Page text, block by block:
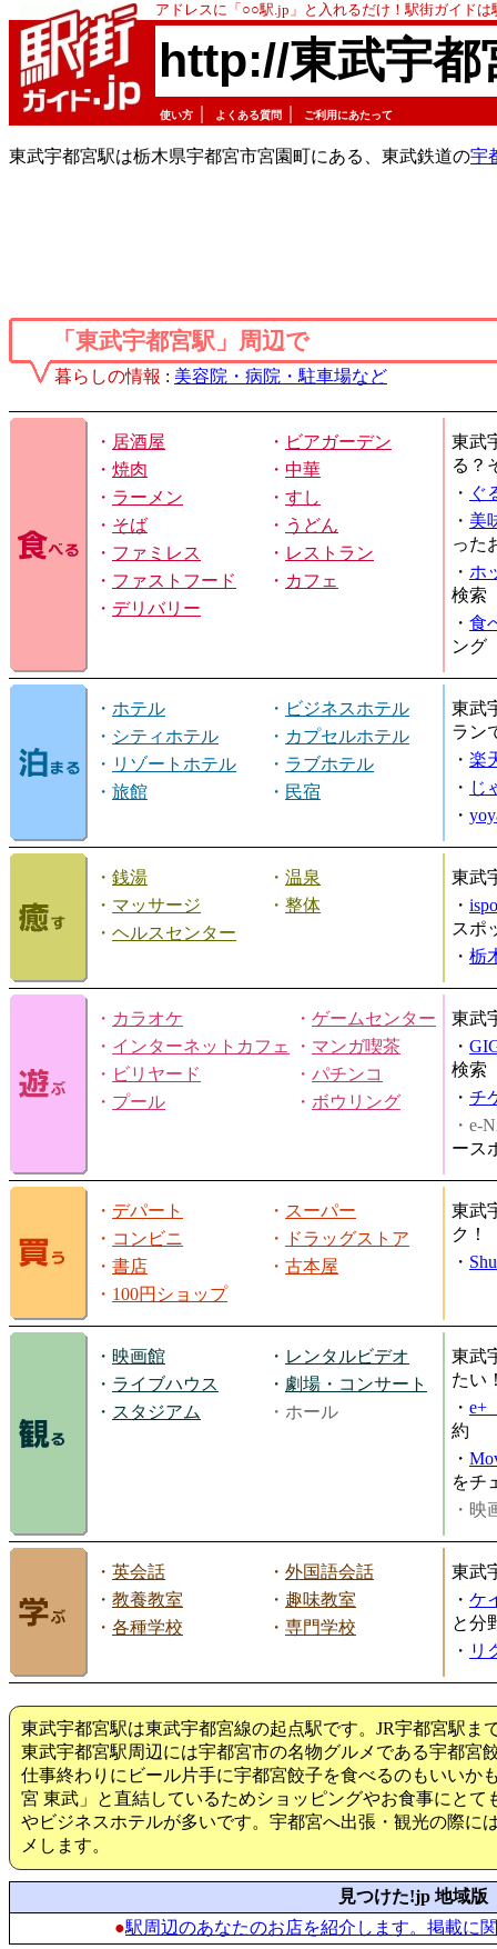
アドレスに「○○駅.jp」と入れるだけ！駅街ガイド
http://東武宇都
使い方 よくある質問 ご利用にあたって
東武宇都宮駅は栃木県宇都宮市宮園町にある、東武鉄道の宇
「東武宇都宮駅」周辺で
暮らしの情報 : 美容院・病院・駐車場など
・ 居酒屋 ・ ビアガーデン
・ 焼肉 ・ 中華
・ ラーメン ・ すし
・ そば ・ うどん
・ ファミレス ・ レストラン
・ ファストフード ・ カフェ
・ デリバリー
東武
る？
・ ぐ
・ 美
った
・ ホ
検索
・ 食
ング
・ ホテル ・ ビジネスホテル
・ シティホテル ・ カプセルホテル
・ リゾートホテル ・ ラブホテル
・ 旅館 ・ 民宿
東武
ラン
・ 楽
・ じ
・
・ 銭湯 ・ 温泉
・ マッサージ ・ 整体
・ ヘルスセンター
東武
・
スポ
・ 栃
・ カラオケ ・ ゲームセンター
・ インターネットカフェ ・ マンガ喫茶
・ ビリヤード ・ パチンコ
・ プール ・ ボウリング
東武
・
検索
・ チ
・e-
ース
・ デパート ・ スーパー
・ コンビニ ・
ドラッグストア
・ 書店 ・ 古本屋
・ 100円ショップ
東武
ク！
・
・ 映画館 ・ レンタルビデオ
・ ライブハウス ・ 劇場・コンサート
・ スタジアム ・ホール
東武
たい
・ e+
約
・
をチ
・映
・ 英会話 ・ 外国語会話
・ 教養教室 ・ 趣味教室
・ 各種学校 ・ 専門学校
東武
・ ケ
と分
・ リ
東武宇都宮駅は東武宇都宮線の起点駅です。JR宇都宮駅ま
東武宇都宮駅周辺には宇都宮市の名物グルメである宇都宮
仕事終わりにビール片手に宇都宮餃子を食べるのもいいか
宮 東武」と直結しているためショッピングやお食事にと
やビジネスホテルが多いです。宇都宮へ出張・観光の際に
メします。
見つけた!jp 地域版
●駅周辺のあなたのお店を紹介します。掲載に